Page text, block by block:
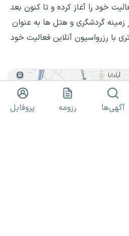
پرواز از سال 1393 فعالیت خود را آغاز کرده و تا کنون بعد
در زمینه گردشگری و هتل ها به عنوان
با رزرواسیون آنلاین فعالیت خود
آگهی‌ها رزومه پروفایل